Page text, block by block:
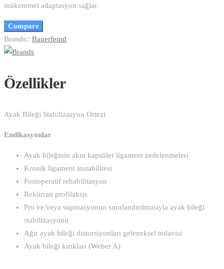
mükemmel adaptasyon sağlar.
Compare
Brands:: Bauerfeind
Özellikler
Ayak Bileği Stabilizasyon Ortezi
Endikasyonlar
Ayak bileğinin akut kapsüler ligament zedelenmeleri
Kronik ligament instabilitesi
Postoperatif rehabilitasyon
Rekürran profilaksis
Pro ve/veya supinasyonun sınırlandırılmasıyla ayak bileği
stabilizasyonu
Ağır ayak bileği distorsiyonları geleneksel tedavisi
Ayak bileği kırıkları (Weber A)